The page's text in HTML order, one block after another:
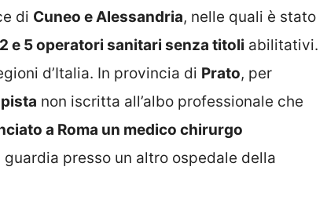
di Cuneo e Alessandria, nelle quali è stato
2 e 5 operatori sanitari senza titoli abilitativi.
d’Italia. In provincia di Prato, per
non iscritta all’albo professionale che
a Roma un medico chirurgo
presso un altro ospedale della